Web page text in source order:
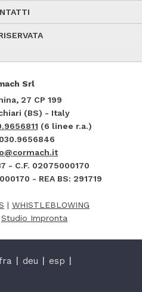
Srl
27 CP 199
(BS) - Italy
(6 linee r.a.)
- C.F. 02075000170
- REA BS: 291719
| WHISTLEBLOWING
Studio Impronta
deu esp